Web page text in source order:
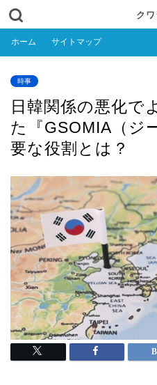
ク
ホーム サイトマップ
時事
日韓関係の悪化で
た『GSOMIA（ジ
要な役割とは？